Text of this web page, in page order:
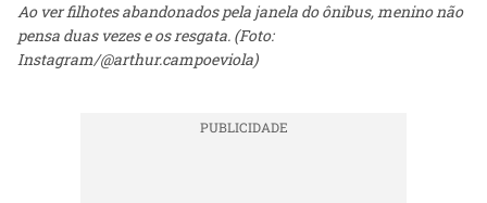
Ao ver filhotes abandonados pela janela do ônibus, menino não
pensa duas vezes e os resgata. (Foto:
Instagram/@arthur.campoeviola)